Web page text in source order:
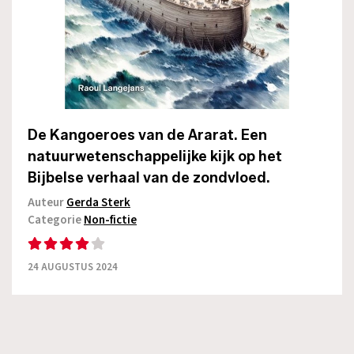
De Kangoeroes van de Ararat. Een
natuurwetenschappelijke kijk op het
Bijbelse verhaal van de zondvloed.
AuteurGerda Sterk
CategorieNon-fictie
24 AUGUSTUS 2024